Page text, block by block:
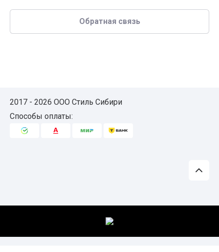
Обратная связь
2017 - 2026 ООО Стиль Сибири
Способы оплаты: